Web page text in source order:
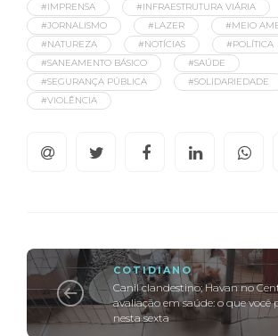
#IMPRENSA
#INFRAESTRUTURA VIÁRIA
#JORNALISMO
#LAZER
#MEIO
#NATUREZA
#NOTÍCIAS
#POLÍTICA
#SANEAMENTO BÁSICO
#SAÚDE
#SEGURANÇA PÚBLICA
#SOLIDARIEDADE
#VIOLÊNCIA
COTIDIANO
Canil clandestino; Havan no
avaliação em saúde: o que você
nesta sexta